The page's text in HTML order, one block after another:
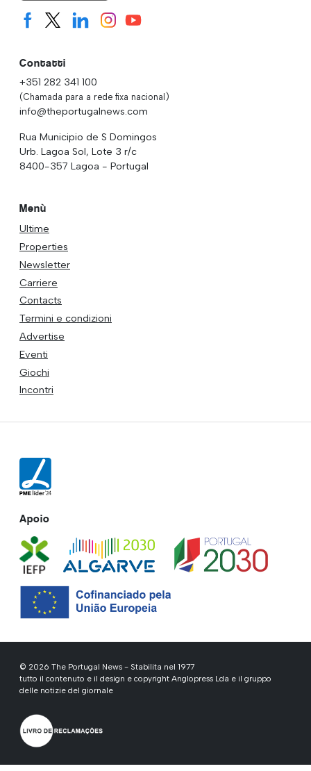
Contatti
+351 282 341 100
(Chamada para a rede fixa nacional)
info@theportugalnews.com
Rua Municipio de S Domingos
Urb. Lagoa Sol, Lote 3 r/c
8400-357 Lagoa - Portugal
Menù
Ultime
Properties
Newsletter
Carriere
Contacts
Termini e condizioni
Advertise
Eventi
Giochi
Incontri
Apoio
© 2026 The Portugal News - Stabilita nel 1977
tutto il contenuto e il design e copyright Anglopress Lda e il gruppo
delle notizie del giornale